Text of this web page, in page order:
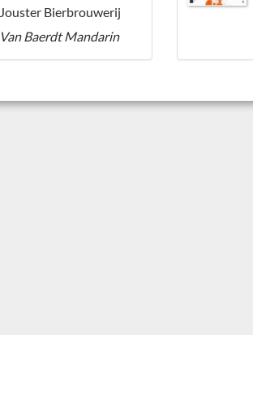
Jouster Bierbrouwerij
Van Baerdt Mandarin